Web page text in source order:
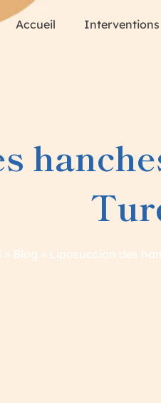
Accueil Interventions
» Blog » Liposuccion des